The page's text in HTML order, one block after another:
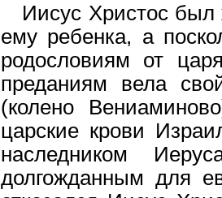
Иисус Христос
ему ребенка, а
родословиям от
преданиям вела
(колено
царские крови
наследником
долгожданным для